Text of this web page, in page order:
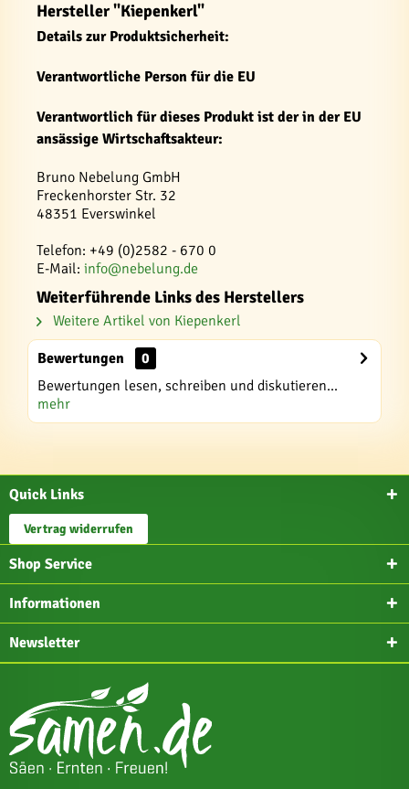
Hersteller "Kiepenkerl"
Details zur Produktsicherheit:
Verantwortliche Person für die EU
Verantwortlich für dieses Produkt ist der in der EU
ansässige Wirtschaftsakteur:
Bruno Nebelung GmbH
Freckenhorster Str. 32
48351 Everswinkel
Telefon: +49 (0)2582 - 670 0
E-Mail: info@nebelung.de
Weiterführende Links des Herstellers
Weitere Artikel von Kiepenkerl
Bewertungen
0
Bewertungen lesen, schreiben und diskutieren...
mehr
Quick Links
Vertrag widerrufen
Shop Service
Informationen
Newsletter